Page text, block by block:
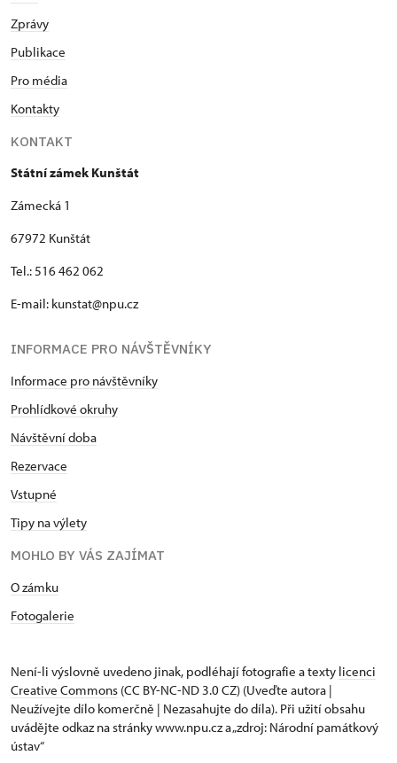
Zprávy
Publikace
Pro média
Kontakty
KONTAKT
Státní zámek Kunštát
Zámecká 1
67972 Kunštát
Tel.: 516 462 062
E-mail: kunstat@npu.cz
INFORMACE PRO NÁVŠTĚVNÍKY
Informace pro návštěvníky
Prohlídkové okruhy
Návštěvní doba
Rezervace
Vstupné
Tipy na výlety
MOHLO BY VÁS ZAJÍMAT
O zámku
Fotogalerie
Není-li výslovně uvedeno jinak, podléhají fotografie a texty licenci
Creative Commons (CC BY-NC-ND 3.0 CZ) (Uveďte autora |
Neužívejte dílo komerčně | Nezasahujte do díla). Při užití obsahu
uvádějte odkaz na stránky www.npu.cz a „zdroj: Národní památkový
ústav“